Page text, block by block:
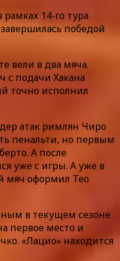
14-го тура
победой
вели в два мяча.
с подачи Хакана
точно исполнил
атак римлян Чиро
пенальти, но первым
А после
уже с игры. А уже в
мяч оформил Тео
в текущем сезоне
первое место и
«Лацио» находится